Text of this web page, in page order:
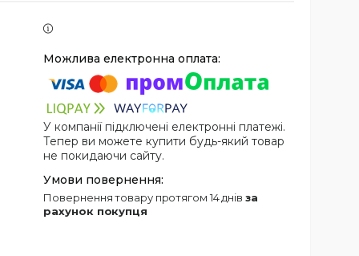
У компанії підключені електронні платежі.
Тепер ви можете купити будь-який товар
не покидаючи сайту.
повернення товару протягом 14 днів за
рахунок покупця